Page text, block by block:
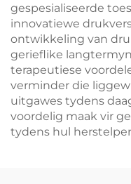
gespesialiseerde
innovatiewe
ontwikkeling van
gerieflike
terapeutiese
verminder die
uitgawes tydens
voordelig maak vir
tydens hul